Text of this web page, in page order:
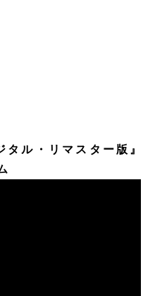
タル・リマスター版』